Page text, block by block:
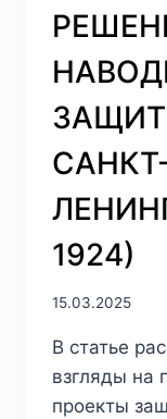
1924)
15.03.2025
В статье
взгляды на
проекты